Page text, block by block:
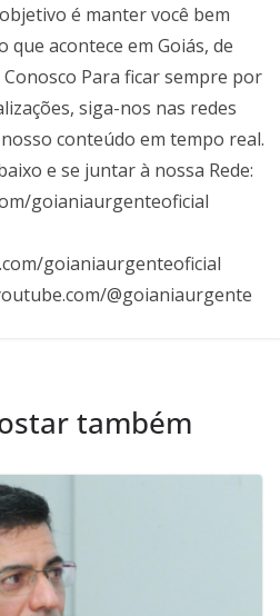
é manter você bem
acontece em Goiás, de
Para ficar sempre por
siga-nos nas redes
conteúdo em tempo real.
e se juntar à nossa Rede:
goianiaurgenteoficial
goianiaurgenteoficial
@goianiaurgente
também